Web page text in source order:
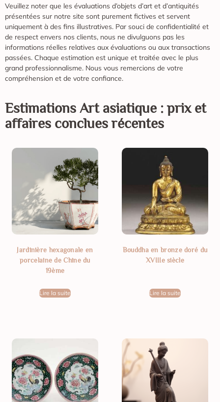
Veuillez noter que les évaluations d’objets d’art et d’antiquités
présentées sur notre site sont purement fictives et servent
uniquement à des fins illustratives. Par souci de confidentialité et
de respect envers nos clients, nous ne divulguons pas les
informations réelles relatives aux évaluations ou aux transactions
passées. Chaque estimation est unique et traitée avec le plus
grand professionnalisme. Nous vous remercions de votre
compréhension et de votre confiance.
Estimations Art asiatique : prix et
affaires conclues récentes
Jardinière hexagonale en
porcelaine de Chine du
19ème
Lire la suite
Bouddha en bronze doré du
XVIIIe siècle
Lire la suite